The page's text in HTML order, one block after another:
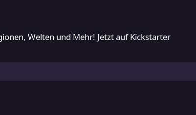
und Mehr! Jetzt auf Kickstarter
Welten und Mehr! Jetzt auf Kickstarter